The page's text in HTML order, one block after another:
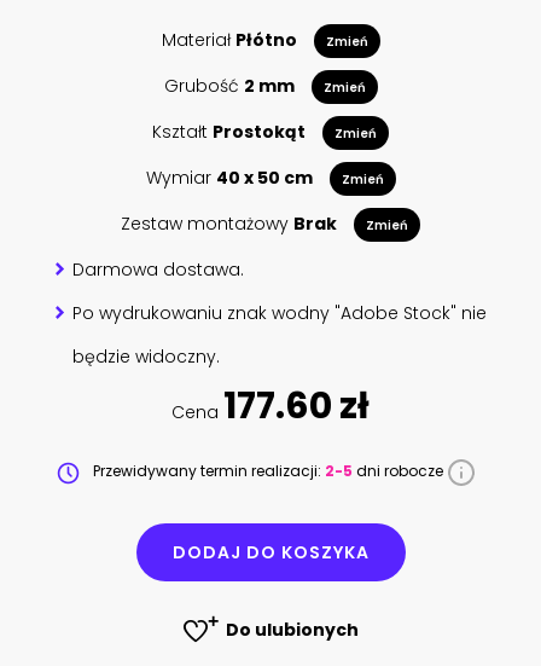
Materiał Płótno Zmień
Grubość 2 mm Zmień
Kształt Prostokąt Zmień
Wymiar 40 x 50 cm Zmień
Zestaw montażowy Brak Zmień
Darmowa dostawa.
Po wydrukowaniu znak wodny "Adobe Stock" nie
będzie widoczny.
Cena 177.60 zł
Przewidywany termin realizacji: 2-5 dni robocze
DODAJ DO KOSZYKA
Do ulubionych